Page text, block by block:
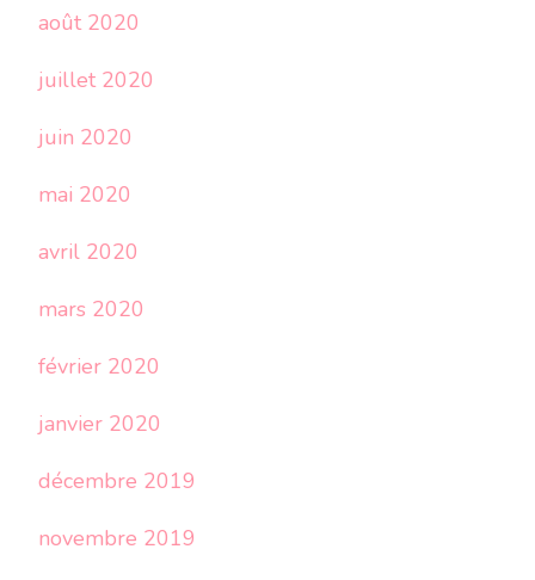
août 2020
juillet 2020
juin 2020
mai 2020
avril 2020
mars 2020
février 2020
janvier 2020
décembre 2019
novembre 2019